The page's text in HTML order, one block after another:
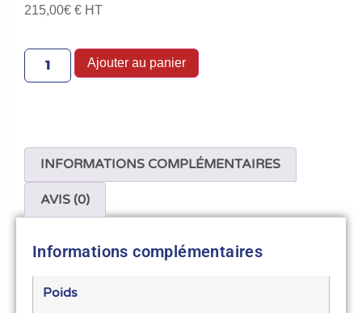
215,00€ € HT
Ajouter au panier
INFORMATIONS COMPLÉMENTAIRES
AVIS (0)
Informations complémentaires
Poids